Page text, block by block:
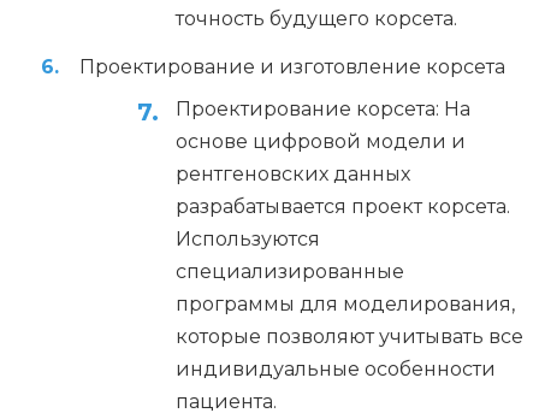
точность будущего корсета.
Проектирование и изготовление корсета
Проектирование корсета: На
основе цифровой модели и
рентгеновских данных
разрабатывается проект корсета.
Используются
специализированные
программы для моделирования,
которые позволяют учитывать все
индивидуальные особенности
пациента.